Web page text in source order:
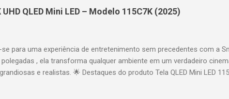
e acesso a aplicativos como YouTube, Netflix, Disney+, Prime
de voz para facilitar sua navegação. 📐 Design e dimensões
44,5 cm Peso: 99,8 kg (229,3 kg com embalagem) Estrutura
QLED Mini LED – Modelo 115C7K (2025)
se para uma experiência de entretenimento sem precedentes com a
, ela transforma qualquer ambiente em um verdadeiro
e realistas. 🌟 Destaques do produto Tela QLED Mini LED
profundo em cada cena. Processador AiPQ : desempenho otimizado